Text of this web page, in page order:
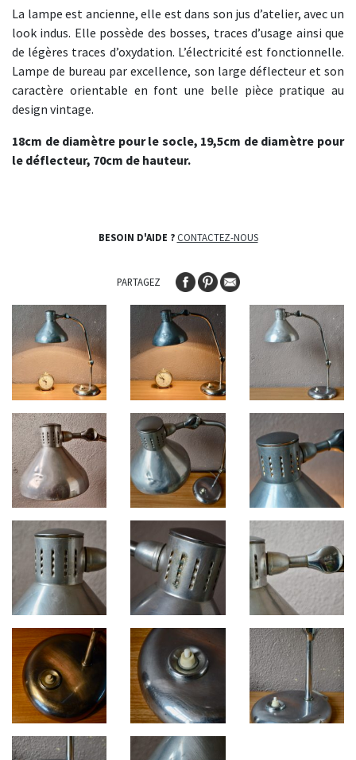
La lampe est ancienne, elle est dans son jus d’atelier, avec un
look indus. Elle possède des bosses, traces d’usage ainsi que
de légères traces d’oxydation. L’électricité est fonctionnelle.
Lampe de bureau par excellence, son large déflecteur et son
caractère orientable en font une belle pièce pratique au
design vintage.
18cm de diamètre pour le socle, 19,5cm de diamètre pour
le déflecteur, 70cm de hauteur.
BESOIN D'AIDE ? CONTACTEZ-NOUS
PARTAGEZ